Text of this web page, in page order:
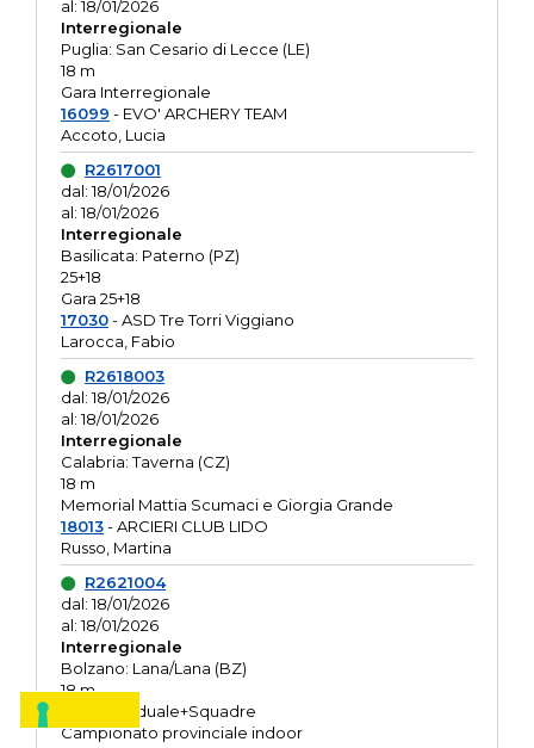
al: 18/01/2026
Interregionale
Puglia: San Cesario di Lecce (LE)
18 m
Gara Interregionale
16099 - EVO' ARCHERY TEAM
Accoto, Lucia
R2617001
dal: 18/01/2026
al: 18/01/2026
Interregionale
Basilicata: Paterno (PZ)
25+18
Gara 25+18
17030- ASD Tre Torri Viggiano
Larocca, Fabio
R2618003
dal: 18/01/2026
al: 18/01/2026
Interregionale
Calabria: Taverna (CZ)
18 m
Memorial Mattia Scumaci e Giorgia Grande
18013- ARCIERI CLUB LIDO
Russo, Martina
R2621004
dal: 18/01/2026
al: 18/01/2026
Interregionale
Bolzano: Lana/Lana (BZ)
18 m
O.R. Individuale+Squadre
Campionato provinciale indoor